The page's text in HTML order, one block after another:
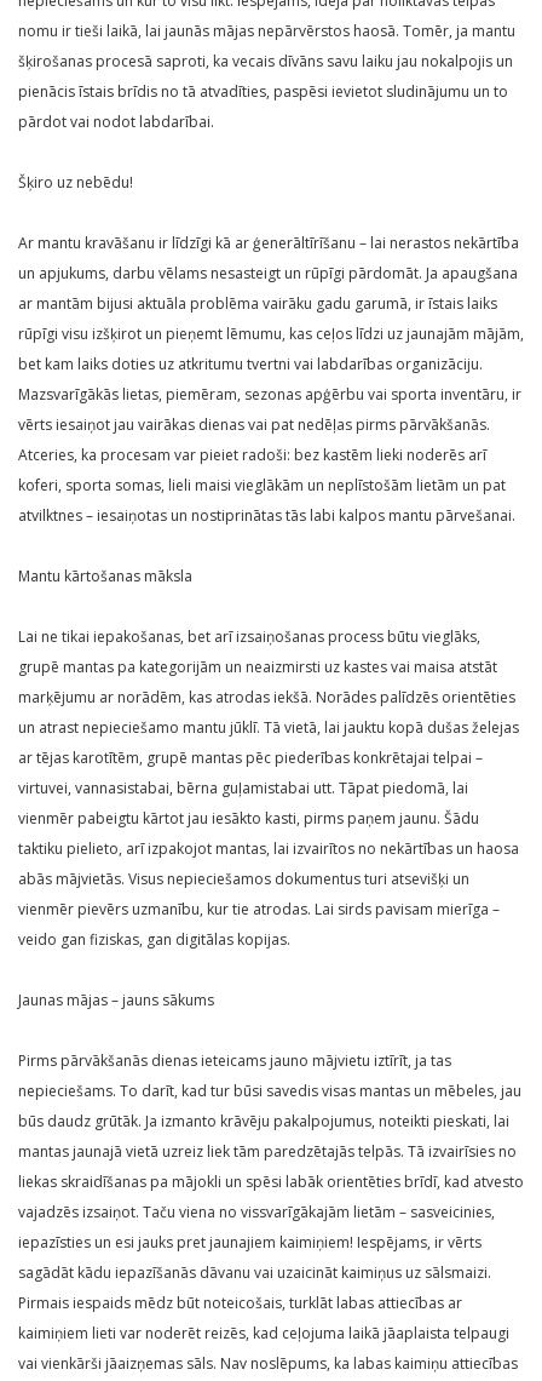
nomu ir tieši laikā, lai jaunās mājas nepārvērstos haosā. Tomēr, ja mantu
šķirošanas procesā saproti, ka vecais dīvāns savu laiku jau nokalpojis un
pienācis īstais brīdis no tā atvadīties, paspēsi ievietot sludinājumu un to
pārdot vai nodot labdarībai.
Šķiro uz nebēdu!
Ar mantu kravāšanu ir līdzīgi kā ar ģenerāltīrīšanu – lai nerastos nekārtība
un apjukums, darbu vēlams nesasteigt un rūpīgi pārdomāt. Ja apaugšana
ar mantām bijusi aktuāla problēma vairāku gadu garumā, ir īstais laiks
rūpīgi visu izšķirot un pieņemt lēmumu, kas ceļos līdzi uz jaunajām mājām,
bet kam laiks doties uz atkritumu tvertni vai labdarības organizāciju.
Mazsvarīgākās lietas, piemēram, sezonas apģērbu vai sporta inventāru, ir
vērts iesaiņot jau vairākas dienas vai pat nedēļas pirms pārvākšanās.
Atceries, ka procesam var pieiet radoši: bez kastēm lieki noderēs arī
koferi, sporta somas, lieli maisi vieglākām un neplīstošām lietām un pat
atvilktnes – iesaiņotas un nostiprinātas tās labi kalpos mantu pārvešanai.
Mantu kārtošanas māksla
Lai ne tikai iepakošanas, bet arī izsaiņošanas process būtu vieglāks,
grupē mantas pa kategorijām un neaizmirsti uz kastes vai maisa atstāt
marķējumu ar norādēm, kas atrodas iekšā. Norādes palīdzēs orientēties
un atrast nepieciešamo mantu jūklī. Tā vietā, lai jauktu kopā dušas želejas
ar tējas karotītēm, grupē mantas pēc piederības konkrētajai telpai –
virtuvei, vannasistabai, bērna guļamistabai utt. Tāpat piedomā, lai
vienmēr pabeigtu kārtot jau iesākto kasti, pirms paņem jaunu. Šādu
taktiku pielieto, arī izpakojot mantas, lai izvairītos no nekārtības un haosa
abās mājvietās. Visus nepieciešamos dokumentus turi atsevišķi un
vienmēr pievērs uzmanību, kur tie atrodas. Lai sirds pavisam mierīga –
veido gan fiziskas, gan digitālas kopijas.
Jaunas mājas – jauns sākums
Pirms pārvākšanās dienas ieteicams jauno mājvietu iztīrīt, ja tas
nepieciešams. To darīt, kad tur būsi savedis visas mantas un mēbeles, jau
būs daudz grūtāk. Ja izmanto krāvēju pakalpojumus, noteikti pieskati, lai
mantas jaunajā vietā uzreiz liek tām paredzētajās telpās. Tā izvairīsies no
liekas skraidīšanas pa mājokli un spēsi labāk orientēties brīdī, kad atvesto
vajadzēs izsaiņot. Taču viena no vissvarīgākajām lietām – sasveicinies,
iepazīsties un esi jauks pret jaunajiem kaimiņiem! Iespējams, ir vērts
sagādāt kādu iepazīšanās dāvanu vai uzaicināt kaimiņus uz sālsmaizi.
Pirmais iespaids mēdz būt noteicošais, turklāt labas attiecības ar
kaimiņiem lieti var noderēt reizēs, kad ceļojuma laikā jāaplaista telpaugi
vai vienkārši jāaizņemas sāls. Nav noslēpums, ka labas kaimiņu attiecības